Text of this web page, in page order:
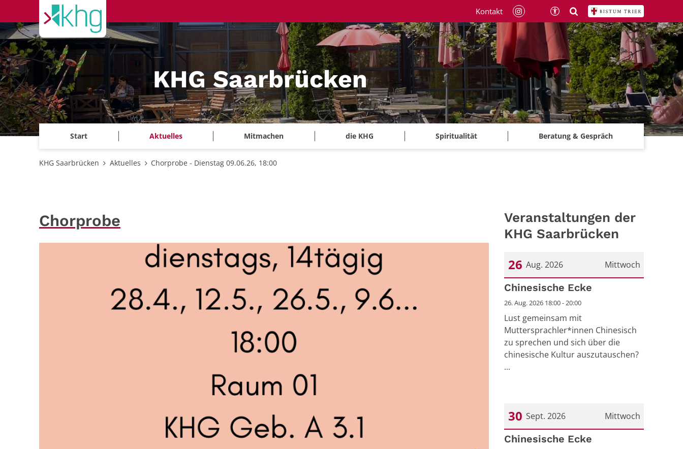
Zum Inhalt springen
KHG Saarbrücken
Start Aktuelles Mitmachen die KHG Spiritualität Beratung & Gespräch
Kontakt
KHG Saarbrücken Aktuelles Chorprobe - Dienstag 09.06.26, 18:00
Chorprobe
Veranstaltungen der
KHG Saarbrücken
Mittwoch
26 Aug. 2026
Datum: 26. August 2026
Chinesische Ecke
26. Aug. 2026 18:00 - 20:00
Lust gemeinsam mit
Muttersprachler*innen Chinesisch
zu sprechen und sich über die
chinesische Kultur auszutauschen?
...
Mittwoch
30 Sept. 2026
Datum: 30. September 2026
Chinesische Ecke